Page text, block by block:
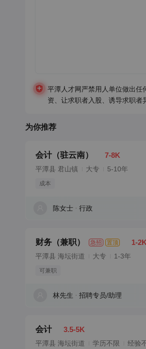
平潭人才网严禁用人单位做出任
资、让求职者入股、诱导求职
为你推荐
会计（驻云南） 7-8K
平潭县 君山镇 大专 5-10年
成本
陈女士 行政
财务（兼职） 急招 置顶 1-2K
平潭县 海坛街道 大专 1-3年
可兼职
林先生 招聘专员/助理
会计 3.5-5K
平潭县 海坛街道 学历不限 经验